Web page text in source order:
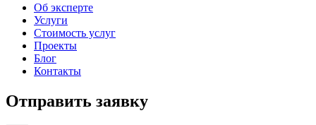
Об эксперте
Услуги
Стоимость услуг
Проекты
Блог
Контакты
Отправить заявку